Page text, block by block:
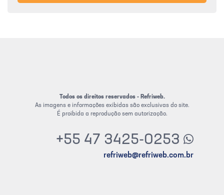
Todos os direitos reservados - Refriweb.
As imagens e informações exibidas são exclusivas do site.
É proibida a reprodução sem autorização.
+55 47 3425-0253
refriweb@refriweb.com.br